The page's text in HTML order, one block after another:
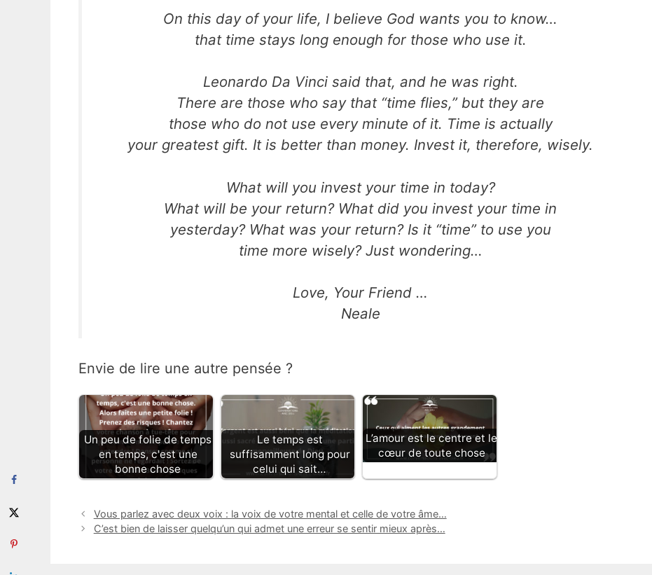
On this day of your life, I believe God wants you to know…
that time stays long enough for those who use it.
Leonardo Da Vinci said that, and he was right.
There are those who say that “time flies,” but they are
those who do not use every minute of it. Time is actually
your greatest gift. It is better than money. Invest it, therefore, wisely.
What will you invest your time in today?
What will be your return? What did you invest your time in
yesterday? What was your return? Is it “time” to use you
time more wisely? Just wondering…
Love, Your Friend …
Neale
Envie de lire une autre pensée ?
Un peu de folie de temps
en temps, c'est une
bonne chose
Le temps est
suffisamment long pour
celui qui sait…
L’amour est le centre et le
cœur de toute chose
Vous parlez avec deux voix : la voix de votre mental et celle de votre âme…
C’est bien de laisser quelqu’un qui admet une erreur se sentir mieux après…